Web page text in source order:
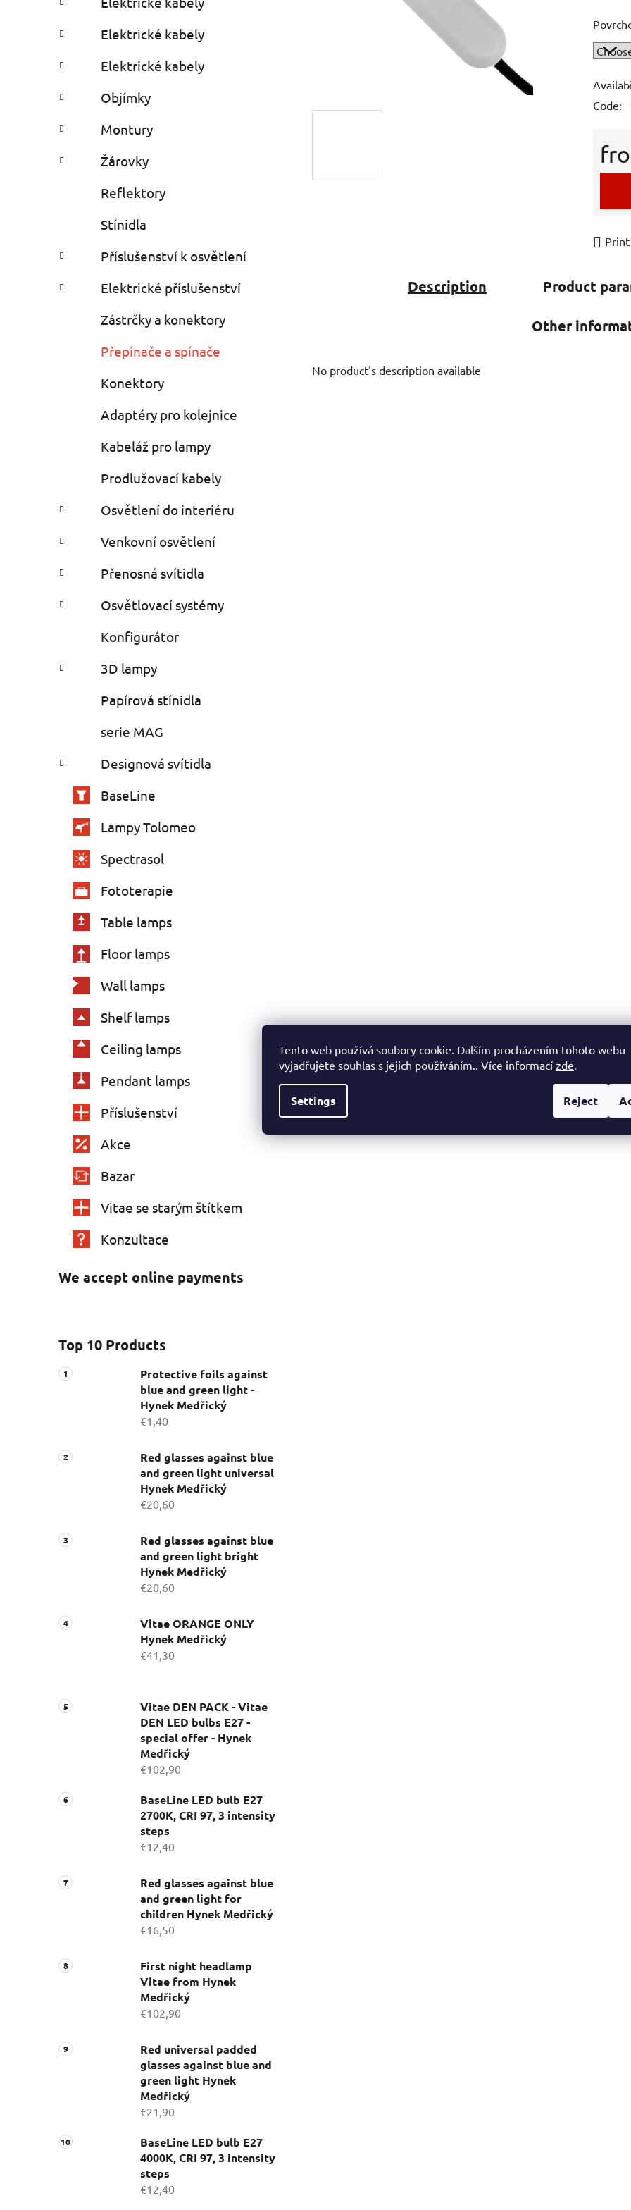
Tento web používá soubory cookie. Dalším procházením tohoto webu
vyjadřujete souhlas s jejich používáním.. Více informací zde
Settings Reject
r
i
s
Elektrické kabely
Elektrické kabely
Objímky
Montury
Žárovky
Reflektory
Stínidla
Příslušenství k osvětlení
Elektrické příslušenství
Zástrčky a konektory
Přepínače a spínače
Konektory
Adaptéry pro kolejnice
Kabeláž pro lampy
Prodlužovací kabely
Osvětlení do interiéru
Venkovní osvětlení
Přenosná svítidla
Osvětlovací systémy
Konfigurátor
3D lampy
Papírová stínidla
serie MAG
Designová svítidla
BaseLine
Lampy Tolomeo
Spectrasol
Fototerapie
Table lamps
Floor lamps
Wall lamps
Shelf lamps
Ceiling lamps
Pendant lamps
Příslušenství
Akce
Bazar
Vitae se starým štítkem
Konzultace
We accept online payments
Top 10 Products
Protective foils against
blue and green light -
Hynek Medřický
€1,40
Red glasses against blue
and green light universal
Hynek Medřický
€20,60
Red glasses against blue
and green light bright
Hynek Medřický
€20,60
Vitae ORANGE ONLY
Hynek Medřický
€41,30
Vitae DEN PACK - Vitae
DEN LED bulbs E27 -
special offer - Hynek
Medřický
€102,90
BaseLine LED bulb E27
2700K, CRI 97, 3 intensity
steps
€12,40
Red glasses against blue
and green light for
children Hynek Medřický
€16,50
First night headlamp
Vitae from Hynek
Medřický
€102,90
Red universal padded
glasses against blue and
green light Hynek
Medřický
€21,90
BaseLine LED bulb E27
4000K, CRI 97, 3 intensity
steps
€12,40
rating
is
out
of
Code:
Print
Description Product
Other
No product's description available